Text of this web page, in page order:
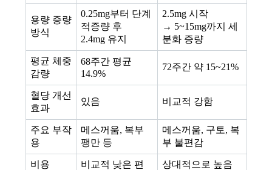
용량 증량
방식
0.25mg부터 단계
적증량 후
2.4mg 유지
2.5mg 시작
→ 5~15mg까지 세
분화 증량
평균 체중
감량
68주간 평균
14.9%
72주간 약 15~21%
혈당 개선
효과
있음 비교적 강함
주요 부작
용
메스꺼움, 복부
팽만 등
메스꺼움, 구토, 복
부 불편감
비용 비교적 낮은 편 상대적으로 높음